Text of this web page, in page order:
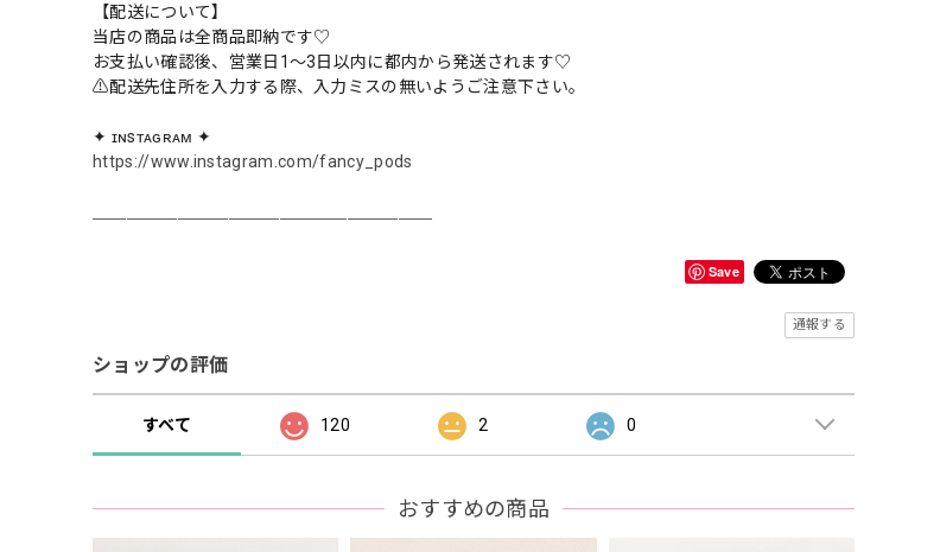
【配送について】
当店の商品は全商品即納です♡︎
お支払い確認後、営業日1〜3日以内に都内から発送されます♡
⚠︎配送先住所を入力する際、入力ミスの無いようご注意下さい。
✦ ɪɴsᴛᴀɢʀᴀᴍ ✦
https://www.instagram.com/fancy_pods
Save
通報する
ショップの評価
すべて 120 2 0
おすすめの商品